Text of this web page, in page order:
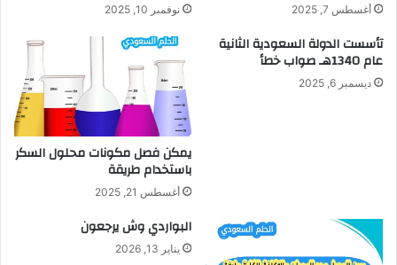
أغسطس 7, 2025 نوفمبر 10, 2025
تأسست الدولة السعودية الثانية
عام 1340هـ صواب خطأ
ديسمبر 6, 2025
يمكن فصل مكونات محلول السكر
باستخدام طريقة
أغسطس 21, 2025
البواردي وش يرجعون
يناير 13, 2026